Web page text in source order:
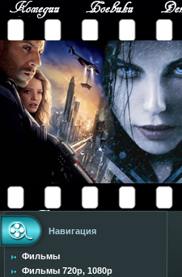
Навигация
Фильмы
Фильмы 720p, 1080p